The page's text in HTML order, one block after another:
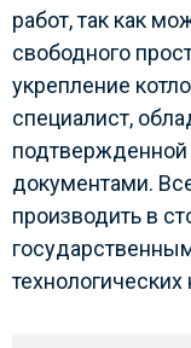
работ, так как
свободного
укрепление
специалист,
документами.
производить в